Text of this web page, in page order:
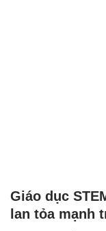
Giáo dục
lan tỏa mạnh